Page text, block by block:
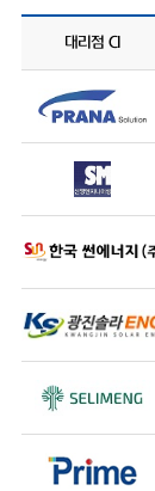
대리점 CI